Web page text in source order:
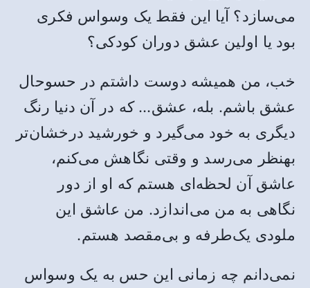
می‌سازد؟ آیا این فقط یک وسواس فکری
بود یا اولین عشق دوران کودکی؟
خب، من همیشه دوست داشتم در حسوحال
عشق باشم. بله، عشق… که در آن دنیا رنگ
دیگری به خود می‌گیرد و خورشید درخشان‌تر
بهنظر می‌رسد و وقتی نگاهش می‌کنم،
عاشق آن لحظه‌ای هستم که او از دور
نگاهی به من می‌اندازد. من عاشق این
ملودی یک‌طرفه و بی‌مقصد هستم.
نمی‌دانم چه زمانی این حس به یک وسواس